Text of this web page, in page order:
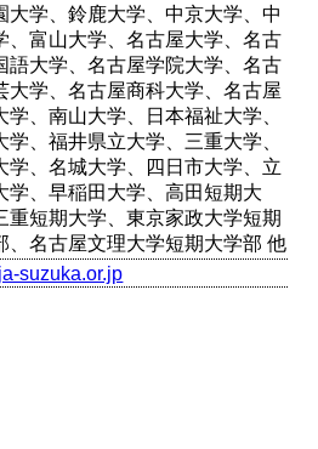
大学、鈴鹿大学、中京大学、中
、富山大学、名古屋大学、名古
語大学、名古屋学院大学、名古
大学、名古屋商科大学、名古屋
学、南山大学、日本福祉大学、
学、福井県立大学、三重大学、
学、名城大学、四日市大学、立
学、早稲田大学、高田短期大
重短期大学、東京家政大学短期
、名古屋文理大学短期大学部 他
suzuka.or.jp